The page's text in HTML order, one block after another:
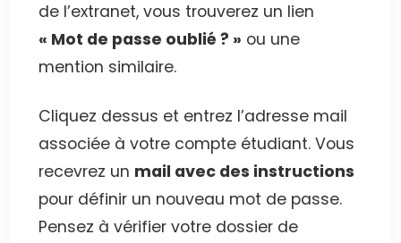
de l’extranet, vous trouverez un lien
« Mot de passe oublié ? » ou une
mention similaire.
Cliquez dessus et entrez l’adresse mail
associée à votre compte étudiant. Vous
recevrez un mail avec des instructions
pour définir un nouveau mot de passe.
Pensez à vérifier votre dossier de